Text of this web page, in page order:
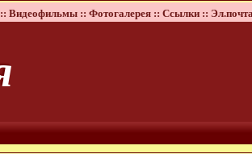
Видеофильмы :: Фотогалерея :: Ссылки ::